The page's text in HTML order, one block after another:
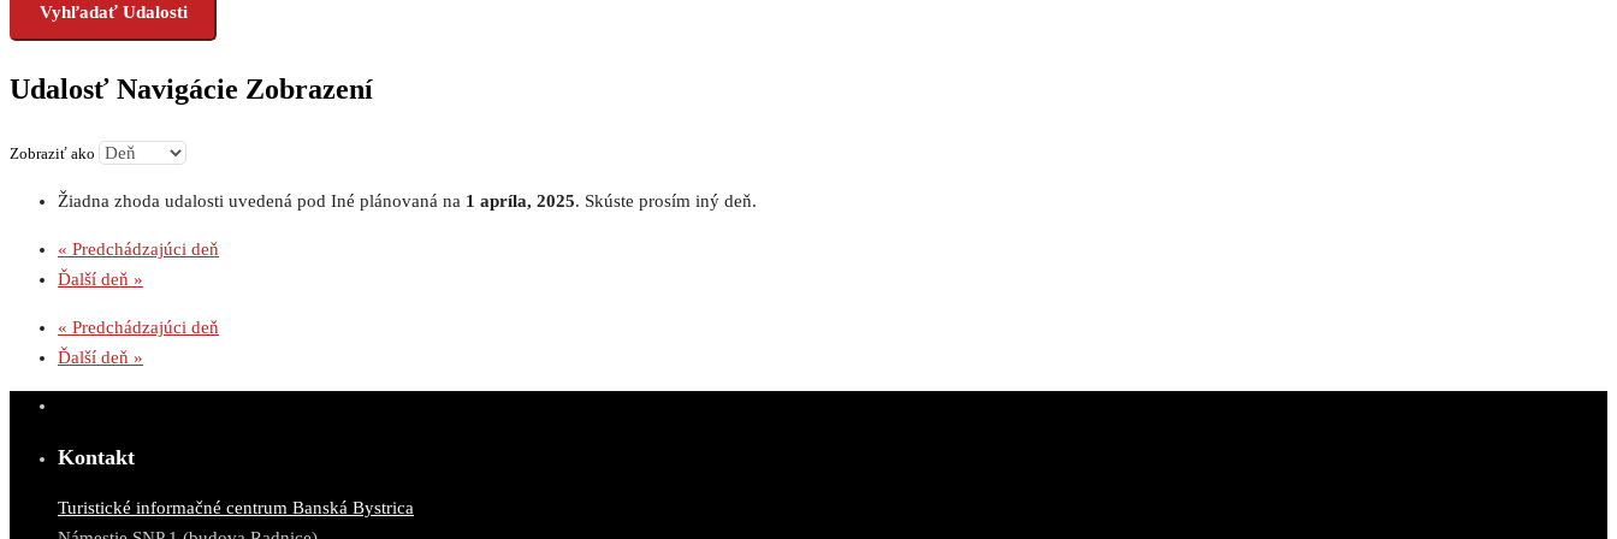
Udalosť Navigácie Zobrazení
Zobraziť ako
Žiadna zhoda udalosti uvedená pod Iné plánovaná na 1 apríla, 2025. Skúste prosím iný deň.
« Predchádzajúci deň
Ďalší deň »
« Predchádzajúci deň
Ďalší deň »
Kontakt
Turistické informačné centrum Banská Bystrica